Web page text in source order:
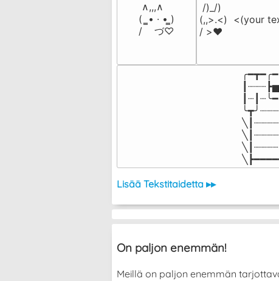
∧,,,∧
(  ̳• · • ̳)
/    づ♡
/)_/)
(,,>.<)  <(your
/ >❤️
Lisää Tekstitaidetta ▸▸
On paljon enemmän!
Meillä on paljon enemmän